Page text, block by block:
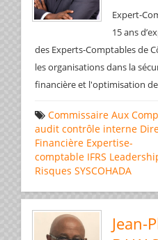
Expert-
15 ans
des Experts-Comptables de
les organisations dans la
financière et l'optimisation de
Commissaire Aux
audit contrôle interne
Financière Expertise-
comptable IFRS
Risques SYSCOHADA
Jean-